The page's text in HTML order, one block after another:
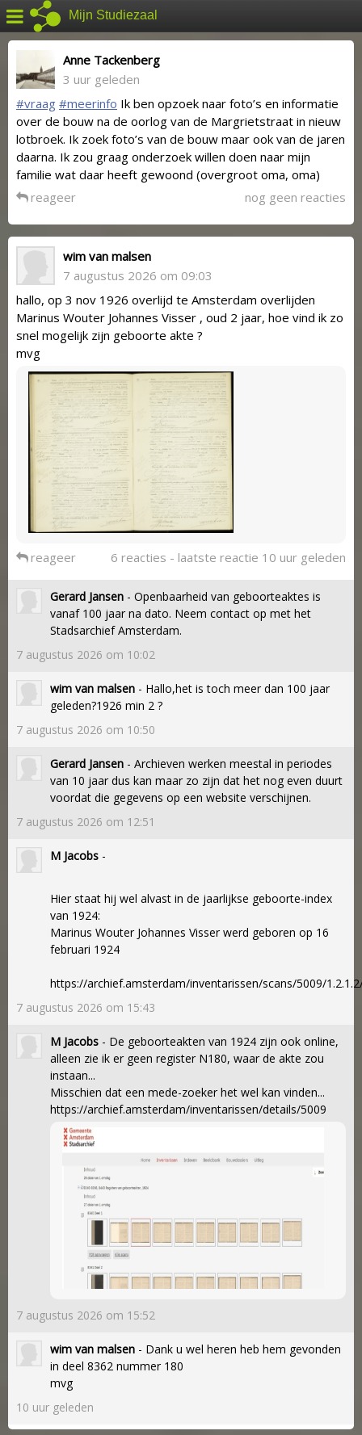
Mijn Studiezaal
Anne Tackenberg
3 uur geleden
#vraag #meerinfo Ik ben opzoek naar foto’s en informatie
over de bouw na de oorlog van de Margrietstraat in nieuw
lotbroek. Ik zoek foto’s van de bouw maar ook van de jaren
daarna. Ik zou graag onderzoek willen doen naar mijn
familie wat daar heeft gewoond (overgroot oma, oma)
reageer
nog geen reacties
wim van malsen
7 augustus 2026 om 09:03
hallo, op 3 nov 1926 overlijd te Amsterdam overlijden
Marinus Wouter Johannes Visser , oud 2 jaar, hoe vind ik zo
snel mogelijk zijn geboorte akte ?
mvg
reageer 6 reacties - laatste reactie 10 uur geleden
Gerard Jansen - Openbaarheid van geboorteaktes is
vanaf 100 jaar na dato. Neem contact op met het
Stadsarchief Amsterdam.
7 augustus 2026 om 10:02
wim van malsen - Hallo,het is toch meer dan 100 jaar
geleden?1926 min 2 ?
7 augustus 2026 om 10:50
Gerard Jansen - Archieven werken meestal in periodes
van 10 jaar dus kan maar zo zijn dat het nog even duurt
voordat die gegevens op een website verschijnen.
7 augustus 2026 om 12:51
M Jacobs -
Hier staat hij wel alvast in de jaarlijkse geboorte-index
van 1924:
Marinus Wouter Johannes Visser werd geboren op 16
februari 1924
https://archief.amsterdam/inventarissen/scans/5009/
7 augustus 2026 om 15:43
M Jacobs - De geboorteakten van 1924 zijn ook online,
alleen zie ik er geen register N180, waar de akte zou
instaan...
Misschien dat een mede-zoeker het wel kan vinden...
https://archief.amsterdam/inventarissen/details/5009
7 augustus 2026 om 15:52
wim van malsen - Dank u wel heren heb hem gevonden
in deel 8362 nummer 180
mvg
10 uur geleden